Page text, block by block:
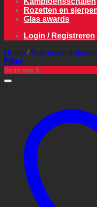
Rozetten en
Glas awards
Login / Registreren
Home / Bekers en trofeeën
Filter
Serie van 6